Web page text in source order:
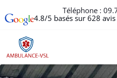
Téléphone :
4.8/5 basés sur 628 avis